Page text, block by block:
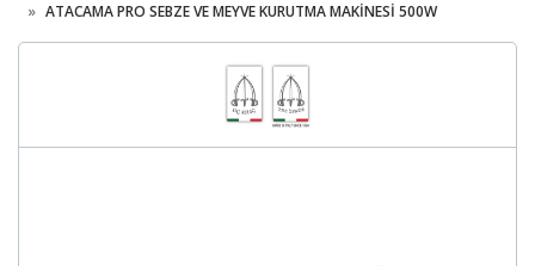
ATACAMA PRO SEBZE VE MEYVE KURUTMA MAKİNESİ 500W